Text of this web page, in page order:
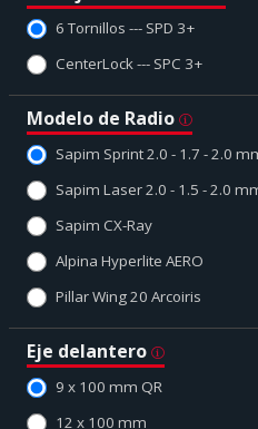
6 Tornillos --- SPD 3+
CenterLock --- SPC 3+
Modelo de Radio
Sapim Sprint 2.0 - 1.7 - 2.0
Sapim Laser 2.0 - 1.5 - 2.0
Sapim CX-Ray
Alpina Hyperlite AERO
Pillar Wing 20 Arcoiris
Eje delantero
9 x 100 mm QR
12 x 100 mm